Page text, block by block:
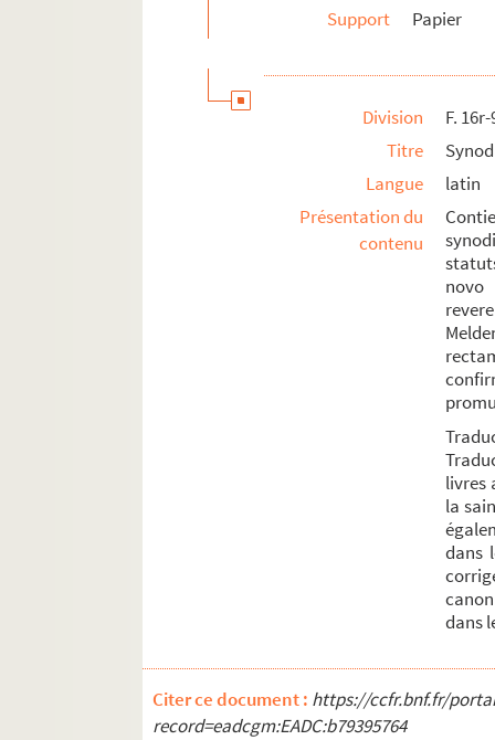
Support
Papier
Division
F.
Titre
Langue
latin
Présentation du
contenu
livres
la
dans
dans
Citer ce document : https://ccfr.bnf.fr/
record=eadcgm:EADC:b79395764